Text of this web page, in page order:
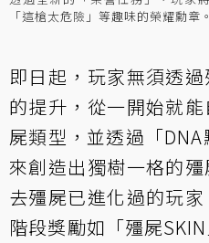
「這槍太危險」等趣味的榮耀勳章。
即日起，玩家無須透
的提升，從一開始就
屍類型，並透過「
來創造出獨樹一格的
去殭屍已進化過的玩
階段獎勵如「殭屍